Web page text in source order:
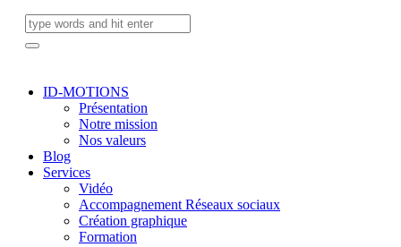
ID-MOTIONS
Présentation
Notre mission
Nos valeurs
Blog
Services
Vidéo
Accompagnement Réseaux sociaux
Création graphique
Formation